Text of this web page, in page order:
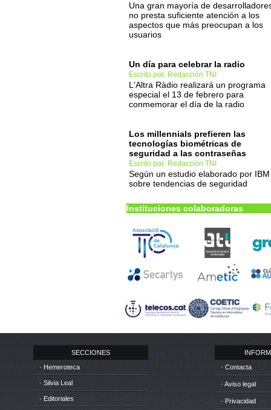
Una gran mayoría de
no presta suficiente atención a los
aspectos que más preocupan a los
usuarios
Un día para celebrar la radio
Escrito por: Redacción TNI
L'Altra Ràdio realizará un programa
especial el 13 de febrero para
conmemorar el día de la radio
Los millennials prefieren las
tecnologías biométricas de
seguridad a las contraseñas
Escrito por: Redacción TNI
Según un estudio elaborado por IBM
sobre tendencias de seguridad
Instituciones colaboradoras
SECCIONES
· Hemeroteca
· Silvia Leal
· Editoriales
· Contacta
· Aviso legal
· Privacidad